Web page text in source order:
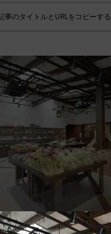
事のタイトルとURLをコピーする